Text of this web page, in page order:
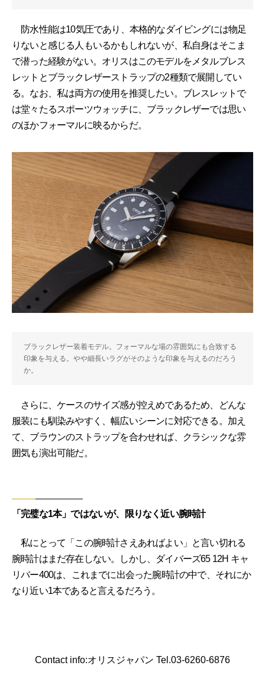
防水性能は10気圧であり、本格的なダイビングには物足
りないと感じる人もいるかもしれないが、私自身はそこま
で潜った経験がない。オリスはこのモデルをメタルブレス
レットとブラックレザーストラップの2種類で展開してい
る。なお、私は両方の使用を推奨したい。ブレスレットで
は堂々たるスポーツウォッチに、ブラックレザーでは思い
のほかフォーマルに映るからだ。
ブラックレザー装着モデル。フォーマルな場の雰囲気にも合致する
印象を与える。やや細長いラグがそのような印象を与えるのだろう
か。
さらに、ケースのサイズ感が控えめであるため、どんな
服装にも馴染みやすく、幅広いシーンに対応できる。加え
て、ブラウンのストラップを合わせれば、クラシックな雰
囲気も演出可能だ。
「完璧な1本」ではないが、限りなく近い腕時計
私にとって「この腕時計さえあればよい」と言い切れる
腕時計はまだ存在しない。しかし、ダイバーズ65 12H キャ
リバー400は、これまでに出会った腕時計の中で、それにか
なり近い1本であると言えるだろう。
Contact info:オリスジャパン Tel.03-6260-6876